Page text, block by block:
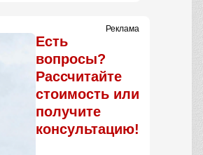
Реклама
Есть
вопросы?
Рассчитайте
стоимость или
получите
консультацию!